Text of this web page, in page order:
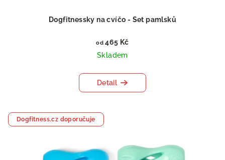
Dogfitnessky na cvíčo - Set pamlsků
od 465 Kč
Skladem
Detail
Dogfitness.cz doporučuje